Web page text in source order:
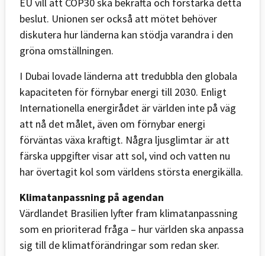
beslut. Unionen ser också att mötet behöver
diskutera hur länderna kan stödja varandra i den
gröna omställningen.
I Dubai lovade länderna att tredubbla den globala
kapaciteten för förnybar energi till 2030. Enligt
Internationella energirådet är världen inte på väg
att nå det målet, även om förnybar energi
förväntas växa kraftigt. Några ljusglimtar är att
färska uppgifter visar att sol, vind och vatten nu
har övertagit kol som världens största energikälla.
Klimatanpassning på agendan
Värdlandet Brasilien lyfter fram klimatanpassning
som en prioriterad fråga – hur världen ska anpassa
sig till de klimatförändringar som redan sker.